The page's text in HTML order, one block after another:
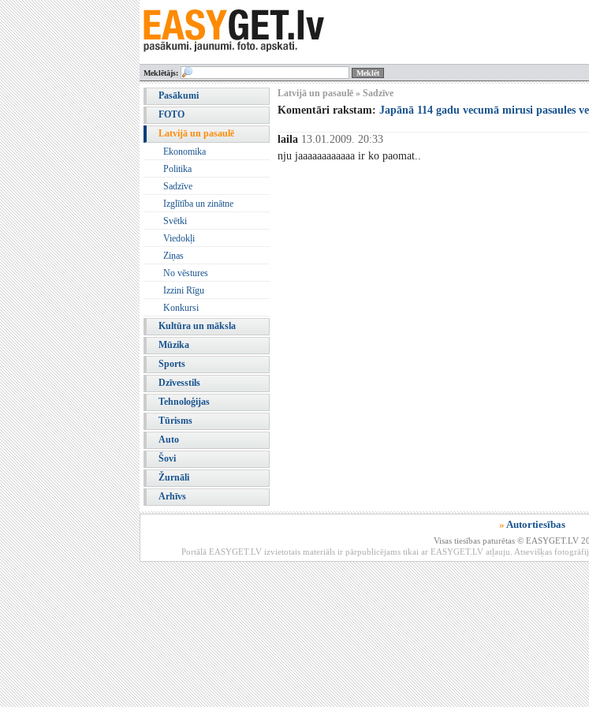
Meklētājs:
Pasākumi
FOTO
Latvijā un pasaulē
Ekonomika
Politika
Sadzīve
Izglītība un zinātne
Svētki
Viedokļi
Ziņas
No vēstures
Izzini Rīgu
Konkursi
Kultūra un māksla
Mūzika
Sports
Dzīvesstils
Tehnoloģijas
Tūrisms
Auto
Šovi
Žurnāli
Arhīvs
Latvijā un pasaulē » Sadzīve
Komentāri rakstam: Japānā 114 gadu vecumā mirusi pasaules
laila 13.01.2009. 20:33
nju jaaaaaaaaaaaa ir ko paomat..
» Autortiesības
Visas tiesības paturētas © EASYGET.LV
Portālā EASYGET.LV izvietotais materiāls ir pārpublicējams tikai ar EASYGET.LV atļauju. Atsevišķas